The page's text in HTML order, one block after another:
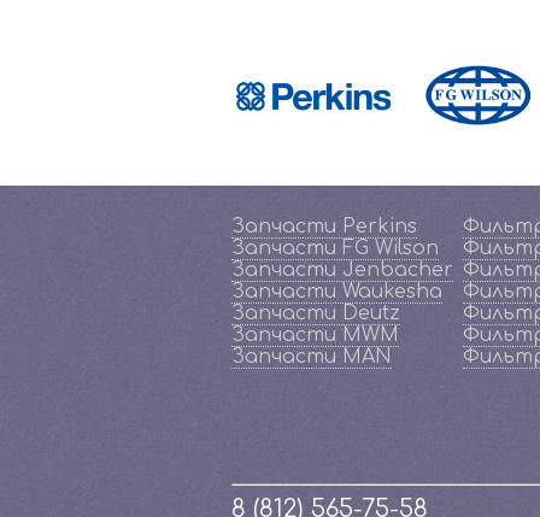
Запчасти Perkins
Запчасти FG Wilson
Запчасти Jenbacher
Запчасти Waukesha
Запчасти Deutz
Запчасти MWM
Запчасти MAN
8 (812) 565-75-58